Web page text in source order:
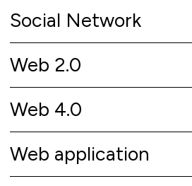
Social Network
Web 2.0
Web 4.0
Web application